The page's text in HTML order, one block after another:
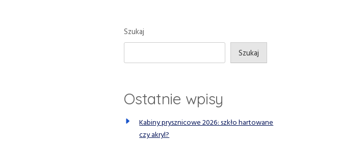
Szukaj
Szukaj
Ostatnie wpisy
Kabiny prysznicowe 2026: szkło hartowane
czy akryl?